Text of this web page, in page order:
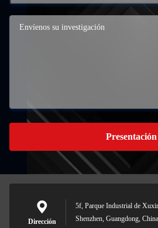
Presentación
Dirección
5f, Parque Industrial de
Shenzhen, Guangdong, China